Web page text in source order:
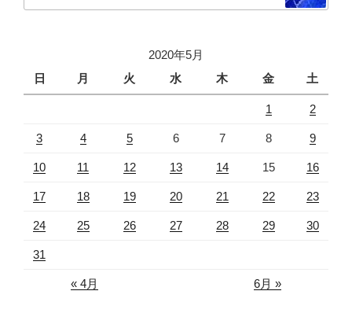
2020年5月
日
月 火 水 木 金 土
1 2
3 4 5 6 7 8 9
10 11 12 13 14 15 16
17 18 19 20 21 22 23
24 25 26 27 28 29 30
31
« 4月 6月 »